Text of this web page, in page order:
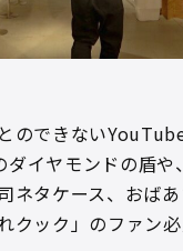
のできない
イヤモンドの盾や、
ネタケース、おば
クック」のファン